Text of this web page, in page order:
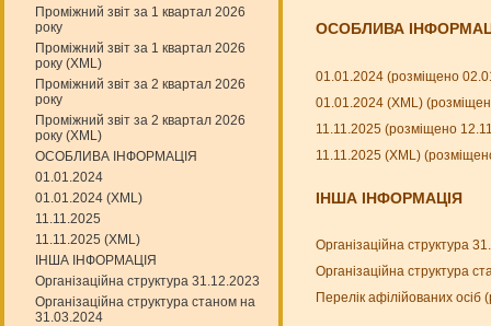
Проміжний звіт за 1 квартал 2026
року
Проміжний звіт за 1 квартал 2026
року (XML)
Проміжний звіт за 2 квартал 2026
року
Проміжний звіт за 2 квартал 2026
року (XML)
ОСОБЛИВА ІНФОРМАЦІЯ
01.01.2024
01.01.2024 (XML)
11.11.2025
11.11.2025 (XML)
ІНША ІНФОРМАЦІЯ
Організаційна структура 31.12.2023
Організаційна структура станом на
31.03.2024
ОСОБЛИВА
01.01.2024 (розміщено
01.01.2024 (XML)
11.11.2025 (розміщено
11.11.2025 (XML)
ІНША ІНФОРМАЦІЯ
Організаційна структура
Організаційна структура
Перелік афілійованих